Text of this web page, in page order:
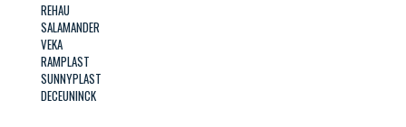
REHAU
SALAMANDER
VEKA
RAMPLAST
SUNNYPLAST
DECEUNINCK